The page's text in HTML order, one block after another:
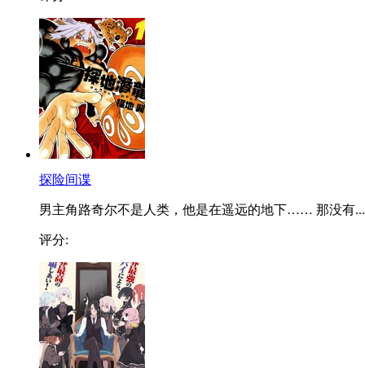
探险间谍
男主角路奇尔不是人类，他是在遥远的地下…… 那没有...
评分: